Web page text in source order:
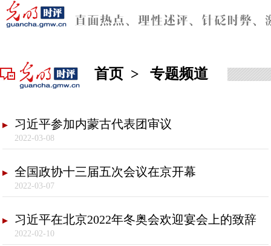
首页 > 专题频道
习近平参加内蒙古代表团审议
2022-03-08
全国政协十三届五次会议在京开幕
2022-03-07
习近平在北京2022年冬奥会欢迎宴会上的致辞
2022-02-10